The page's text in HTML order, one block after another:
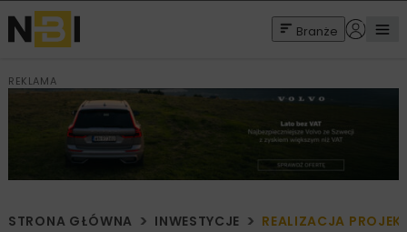
Branże
REKLAMA
STRONA GŁÓWNA INWESTYCJE REALIZACJA